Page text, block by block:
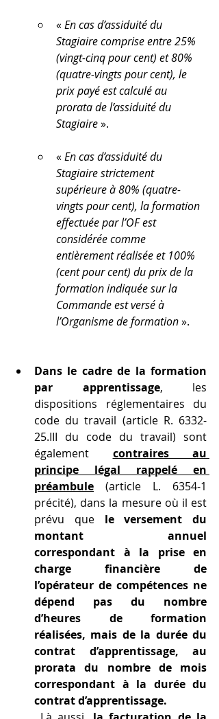
« En cas d’assiduité du
Stagiaire comprise entre 25%
(vingt-cinq pour cent) et 80%
(quatre-vingts pour cent), le
prix payé est calculé au
prorata de l’assiduité du
Stagiaire ».
« En cas d’assiduité du
Stagiaire strictement
supérieure à 80% (quatre-
vingts pour cent), la formation
effectuée par l’OF est
considérée comme
entièrement réalisée et 100%
(cent pour cent) du prix de la
formation indiquée sur la
Commande est versé à
l’Organisme de formation ».
Dans le cadre de la formation
par apprentissage, les
dispositions réglementaires du
code du travail (article R. 6332-
25.III du code du travail) sont
également contraires au
principe légal rappelé en
préambule
(article L. 6354-1
précité), dans la mesure où il est
prévu que le versement du
montant annuel
correspondant à la prise en
charge financière de
l’opérateur de compétences ne
dépend pas du nombre
d’heures de formation
réalisées, mais de la durée du
contrat d’apprentissage, au
prorata du nombre de mois
correspondant à la durée du
contrat d’apprentissage.